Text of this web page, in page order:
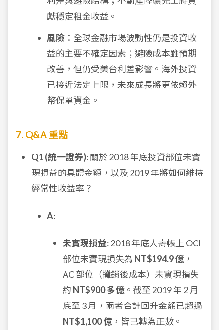
獻穩定租金收益。
風險 ：全球金融市場波動性仍是投資收
益的主要不確定因素；避險成本雖預期
改善，但仍受美台利差影響。海外投資
已接近法定上限，未來成長將更依賴外
幣保單資金。
7. Q&A 重點
Q1 (統一證券): 關於 2018 年底投資部位未實
現損益的具體金額，以及 2019 年將如何維持
經常性收益率？
A:
未實現損益: 2018 年底人壽帳上 OCI
部位未實現損失為 NT$194.9 億，
AC 部位（攤銷後成本）未實現損失
約 NT$900 多億。截至 2019 年 2 月
底至 3 月，兩者合計回升金額已超過
NT$1,100 億，皆已轉為正數。